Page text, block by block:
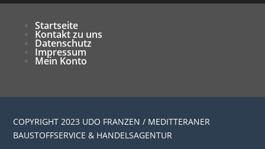
Startseite
Kontakt zu uns
Datenschutz
Impressum
Mein Konto
COPYRIGHT 2023 UDO FRANZEN / MEDITTERANER
BAUSTOFFSERVICE & HANDELSAGENTUR